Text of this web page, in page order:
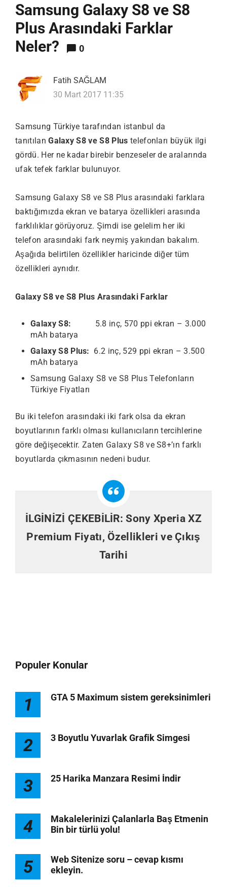
Samsung Galaxy S8 ve S8
Plus Arasındaki Farklar
Neler?
0
Fatih SAĞLAM
30 Mart 2017 11:35
Samsung Türkiye tarafından istanbul da
tanıtılanGalaxy S8 ve S8 Plus telefonları büyük ilgi
gördü. Her ne kadar birebir benzeseler de aralarında
ufak tefek farklar bulunuyor.
Samsung Galaxy S8 ve S8 Plus arasındaki farklara
baktığımızda ekran ve batarya özellikleri arasında
farklılıklar görüyoruz. Şimdi ise gelelim her iki
telefon arasındaki fark neymiş yakından bakalım.
Aşağıda belirtilen özellikler haricinde diğer tüm
özellikleri aynıdır.
Galaxy S8 ve S8 Plus Arasındaki Farklar
Galaxy S8: 5.8 inç, 570 ppi ekran – 3.000
mAh batarya
Galaxy S8 Plus: 6.2 inç, 529 ppi ekran – 3.500
mAh batarya
Samsung Galaxy S8 ve S8 Plus Telefonların
Türkiye Fiyatları
Bu iki telefon arasındaki iki fark olsa da ekran
boyutlarının farklı olması kullanıcıların tercihlerine
göre değişecektir. Zaten Galaxy S8 ve S8+’ın farklı
boyutlarda çıkmasının nedeni budur.
İLGİNİZİ ÇEKEBİLİR:Sony Xperia XZ
Premium Fiyatı, Özellikleri ve Çıkış
Tarihi
Populer Konular
1 GTA 5 Maximum sistem gereksinimleri
2 3 Boyutlu Yuvarlak Grafik Simgesi
3 25 Harika Manzara Resimi İndir
4
Makalelerinizi Çalanlarla Baş Etmenin
Bin bir türlü yolu!
5
Web Sitenize soru – cevap kısmı
ekleyin.